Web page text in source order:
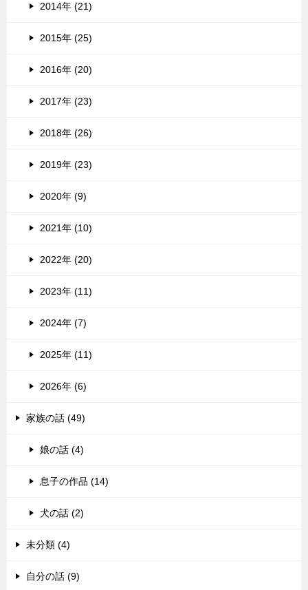
2014年 (21)
2015年 (25)
2016年 (20)
2017年 (23)
2018年 (26)
2019年 (23)
2020年 (9)
2021年 (10)
2022年 (20)
2023年 (11)
2024年 (7)
2025年 (11)
2026年 (6)
家族の話 (49)
娘の話 (4)
息子の作品 (14)
犬の話 (2)
未分類 (4)
自分の話 (9)